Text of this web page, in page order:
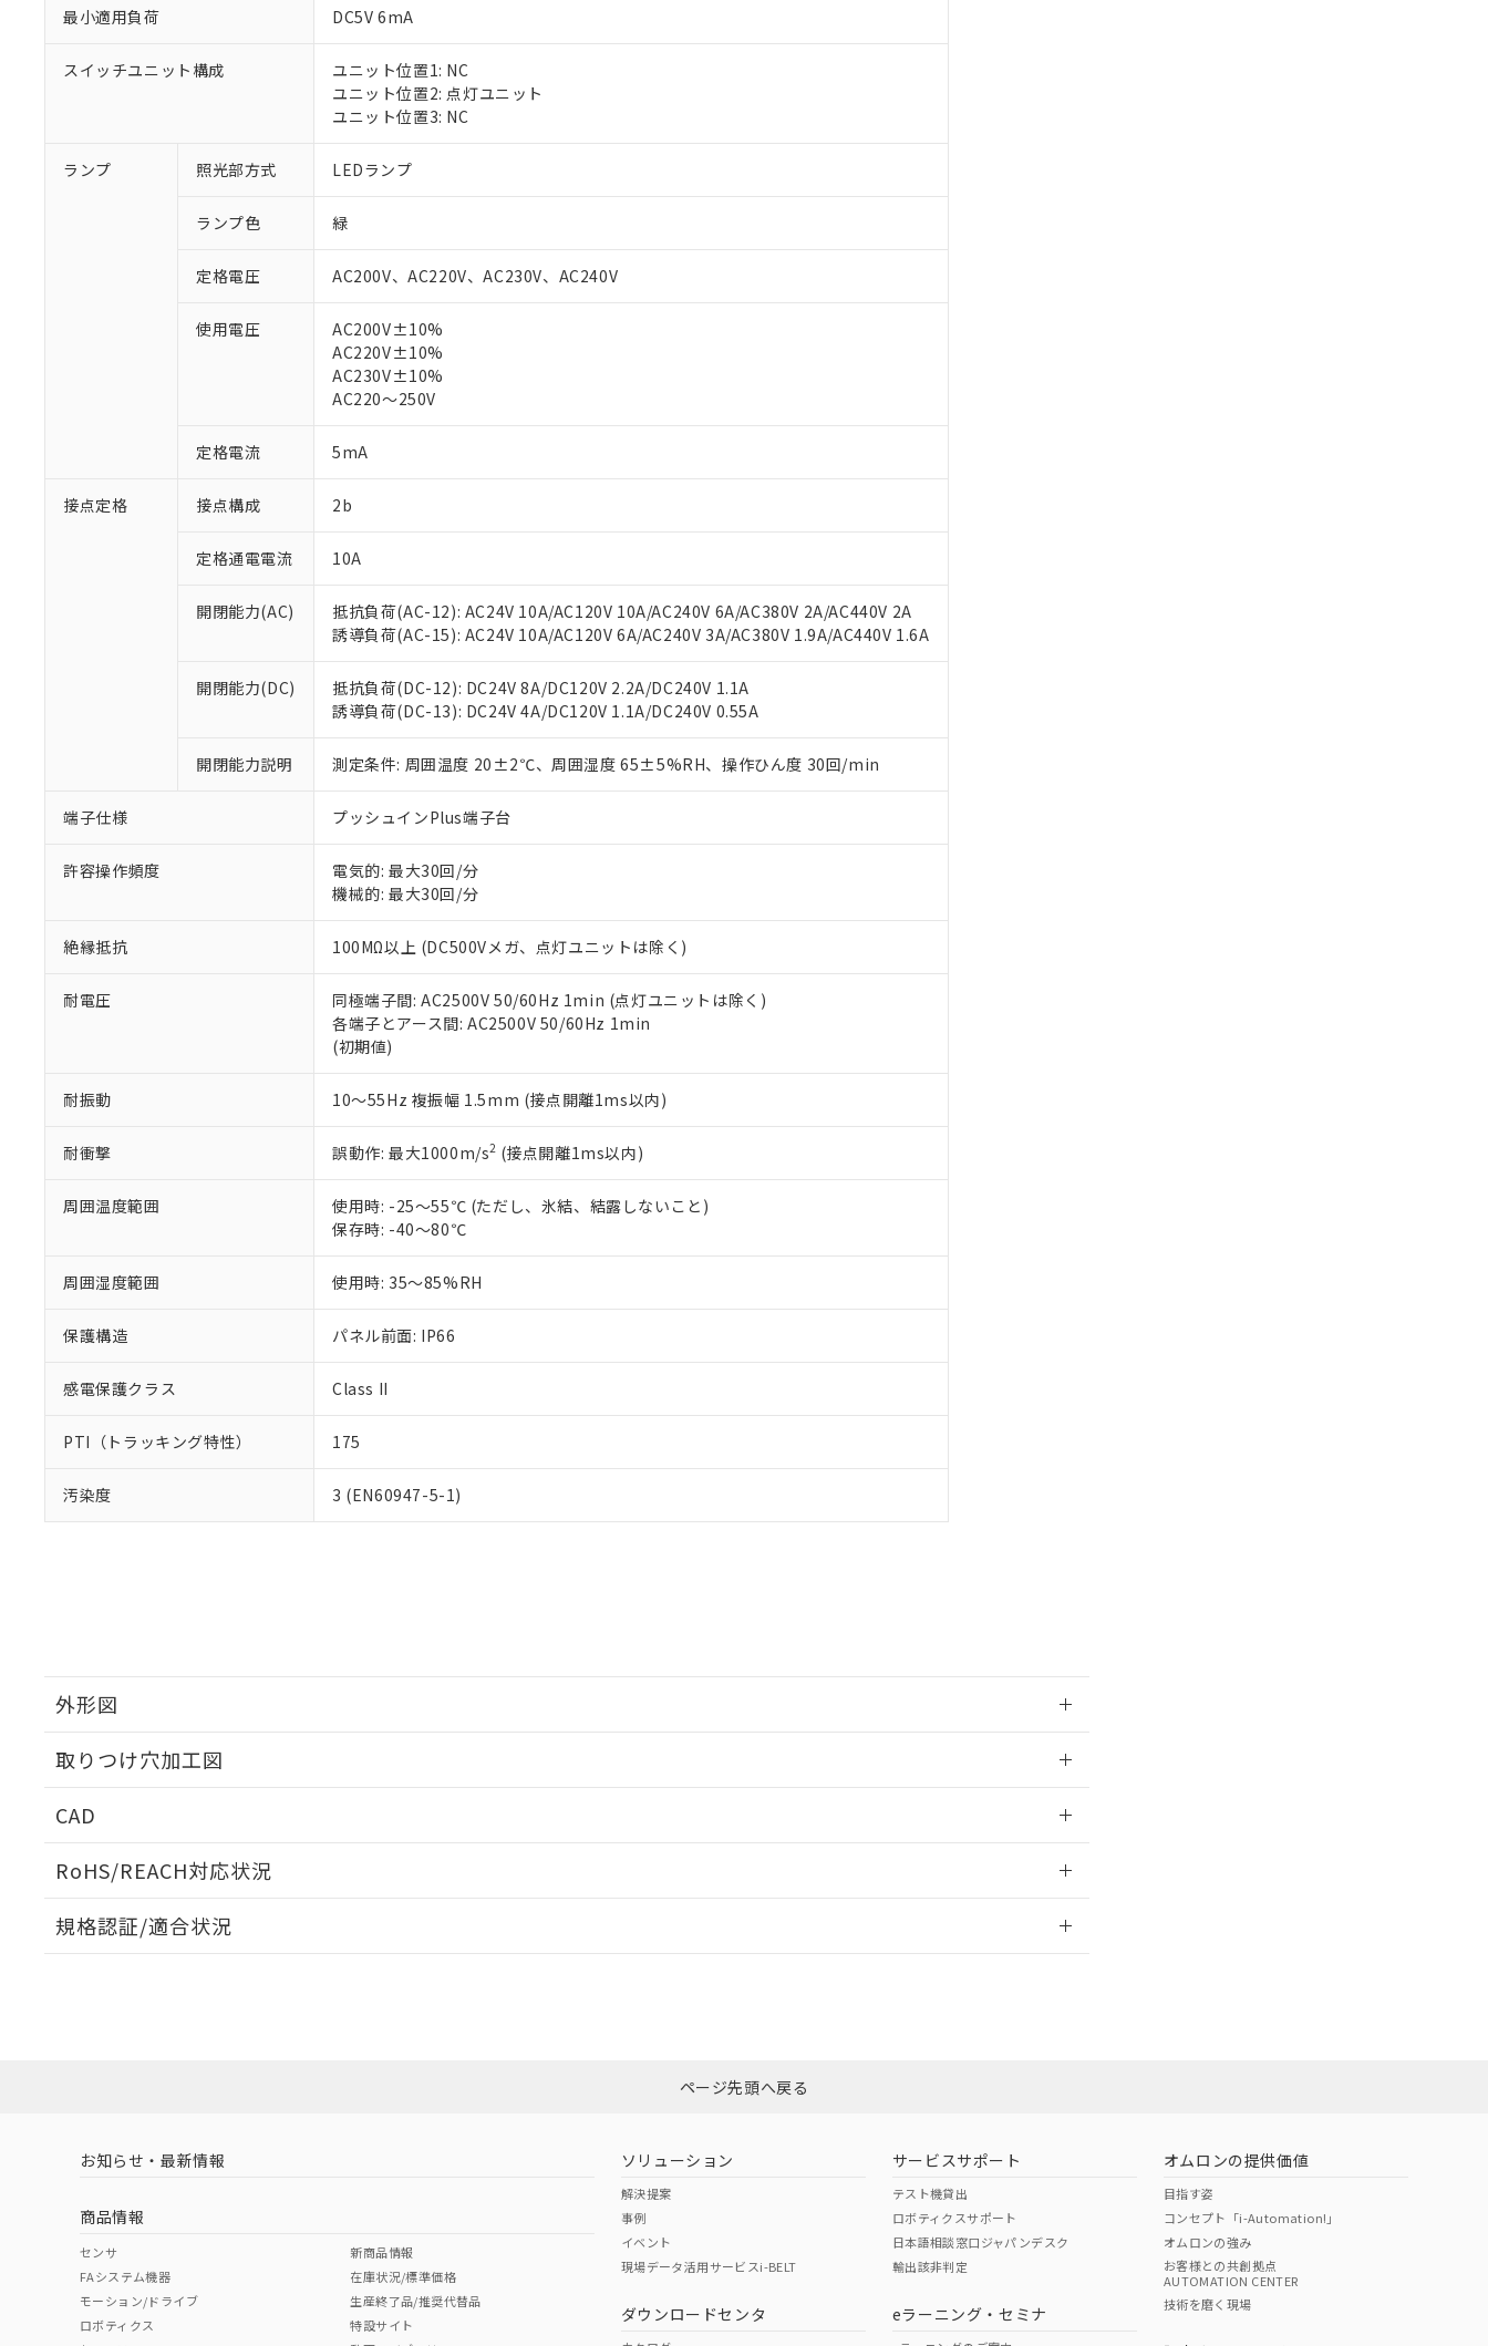
最小適用負荷 DC5V 6mA
スイッチユニット構成
ユニット位置1: NC
ユニット位置2: 点灯ユニット
ユニット位置3: NC
ランプ 照光部方式 LEDランプ
ランプ色 緑
定格電圧 AC200V、AC220V、AC230V、AC240V
使用電圧
AC200V±10%
AC220V±10%
AC230V±10%
AC220～250V
定格電流 5mA
接点定格 接点構成 2b
定格通電電流 10A
開閉能力(AC)
抵抗負荷(AC-12): AC24V 10A/AC120V 10A/AC240V 6A/AC380V 2A/AC440V 2A
誘導負荷(AC-15): AC24V 10A/AC120V 6A/AC240V 3A/AC380V 1.9A/AC440V 1.6A
開閉能力(DC)
抵抗負荷(DC-12): DC24V 8A/DC120V 2.2A/DC240V 1.1A
誘導負荷(DC-13): DC24V 4A/DC120V 1.1A/DC240V 0.55A
開閉能力説明 測定条件: 周囲温度 20±2℃、周囲湿度 65±5%RH、操作ひん度 30回/min
端子仕様 プッシュインPlus端子台
許容操作頻度
電気的: 最大30回/分
機械的: 最大30回/分
絶縁抵抗 100MΩ以上 (DC500Vメガ、点灯ユニットは除く)
耐電圧
同極端子間: AC2500V 50/60Hz 1min (点灯ユニットは除く)
各端子とアース間: AC2500V 50/60Hz 1min
(初期値)
耐振動 10～55Hz 複振幅 1.5mm (接点開離1ms以内)
耐衝撃 誤動作: 最大1000m/s2 (接点開離1ms以内)
周囲温度範囲
使用時: -25～55℃ (ただし、氷結、結露しないこと)
保存時: -40～80℃
周囲湿度範囲 使用時: 35～85%RH
保護構造 パネル前面: IP66
感電保護クラス Class II
PTI（トラッキング特性） 175
汚染度 3 (EN60947-5-1)
外形図
取りつけ穴加工図
CAD
RoHS/REACH対応状況
EU RoHS 注意事項・凡例
ダウンロードはこちら
中国 RoHS 注意事項・凡例
中国 RoHS表
Pb Hg Cr(VI)
規格認証/適合状況
ご利用条件
以下の条件をお読みいただき、同意のうえご利用ください。
当社制御機器事業取扱商品の中には、本サービスの対象外となる商品もあることをご了承ください。
のであり、閲覧された時点での実際の在庫および標準価格とは異なる場合があることをご了承くださ
当社販売員にご相談ください。
オムロン制御機器販売店や当社販売拠点は「販売ネットワーク
」をご確認ください。
在庫状況および標準価格結果を当社の事前の承諾なく第三者に漏洩または開示しないようお願いしま
マイパーツ機能（部品リスト作成サービス）をご利用いただくには、I-Webメンバーズにご登録され
ている必要があります。
お客様が当ウェブサイト上で当社にご登録された部品リストについて、当社および当社の共同利用者
が、当社の製品・サービスに関するお客様との取引・商談に必要な範囲で利用することをご了承くだ
さい。
※当社の共同利用者とは、
※1 対応状況
対応済み：EU RoHS指令（10物質）の非含有に対応した製品が提供可能な商品です。
対応予定：EU RoHS指令（10物質）の非含有に対応した製品に切り替える予定のある商品です。
対応予定なし：EU RoHS指令（10物質）の非含有に非対応の商品で、対応品を出す予定はありません。
調査・確認中：EU RoHS指令（10物質）の非含有の対応状況を調査中または確認中の商品です。
非該当品：ライセンス料など無形物で、有害物質有無と関係のない商品です。
仕入先様の事情により、非含有部品としていたものが、含有品と判明した場合などやむを得ず変更すること
があります。
鉛(Pb) 1000ppm以下、 水銀(Hg) 1000ppm以下、 カドミウム(Cd) 100ppm以下、
フタル酸エステル類の４物質については閾値を超える意図的な使用がないことを確認しています。
※2 対応予定月
部品在庫の切り替え状況などにより、予定月が前後することがあります。
※3 非含有証明書ダウンロード
下記の非含有証明書をダウンロードすることができます。
51物質の非含有証明書（当社基準）
※本証明書は発行日時点で非含有を証明するもので、過去に遡って非含有を証明するものではありません。
また、RoHS指令のフタル酸エステル類４物質の対応では、対応完了までの期間は出荷製品に未対応品が
混在することから備考欄に対応日を記載しておりました。
既に当社にて対応品への在庫切替を完了していることから、特段のことがない限り、2022年1月12日よ
り割愛しております。
※1 中国RoHS○×表
「○」：最大均質材料含有率が中国RoHSの基準値以下であることを示します。
「×」：最大均質材料含有率が中国RoHSの基準値を超えていることを示します。
「－」：未確認です。当社販売部門へお問い合わせください。
Cr(Ⅵ)(六価クロム) : 1000ppm、 PBBs(ポリ臭化ビフェニル類) : 1000ppm、 PBDEs(ポリ臭化ジフェニルエーテル類) : 1000ppm、
DBP(フタル酸ジブチル) : 1000ppm、 DIBP(フタル酸ジイソブチル) : 1000ppm、 BBP(フタル酸ブチルベンジル) : 1000ppm、
DEHP(フタル酸ビス(2-エチルヘキシル)) : 1000ppm
※2 環境保護使用期限
「ｅ」：有害物質（10物質）のすべてが基準値以下であることを示します。
「10」：通常の使用状況下において有害物質が外部に漏えいし、環境に深刻な影響を及ぼさない年数を意
味します。
などの必要な手続きをとります。
ます。
置等に一切使用いたしません。
当社は、貴社製品を第三者に販売する場合は、上記1、2および3の内容を当該第三者に通知します。
また当社は、販売先および販売に係わる関係者が違法に輸出するおそれがある場合は、取り引きをい
たしません。
合意する キャンセル
△ 一定数には満たないが在庫あり
機器販売店・当社販売員にご確認ください)
白
ページ先頭へ戻る
お知らせ・最新情報
商品情報
センサ
FAシステム機器
モーション/ドライブ
ロボティクス
新商品情報
在庫状況/標準価格
生産終了品/推奨代替品
特設サイト
ソリューション
解決提案
事例
イベント
現場データ活用サービスi-BELT
ダウンロードセンタ
サービスサポート
テスト機貸出
ロボティクスサポート
日本語相談窓口ジャパンデスク
輸出該非判定
eラーニング・セミナ
オムロンの提供価値
目指す姿
コンセプト「i-Automation!」
オムロンの強み
お客様との共創拠点
AUTOMATION CENTER
技術を磨く現場